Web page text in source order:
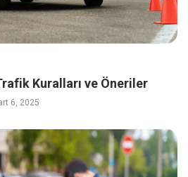
Kuralları ve Öneriler
6, 2025